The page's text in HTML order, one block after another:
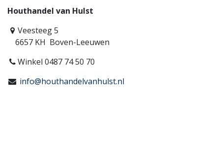
Houthandel van Hulst
Veesteeg 5
6657 KH Boven-Leeuwen
Winkel 0487 74 50 70
info@houthandelvanhulst.nl